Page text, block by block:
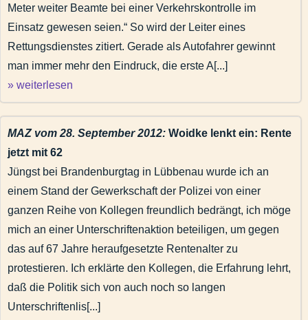
Meter weiter Beamte bei einer Verkehrskontrolle im
Einsatz gewesen seien.“ So wird der Leiter eines
Rettungsdienstes zitiert. Gerade als Autofahrer gewinnt
man immer mehr den Eindruck, die erste A[...]
» weiterlesen
MAZ vom 28. September 2012: Woidke lenkt ein: Rente
jetzt mit 62
Jüngst bei Brandenburgtag in Lübbenau wurde ich an
einem Stand der Gewerkschaft der Polizei von einer
ganzen Reihe von Kollegen freundlich bedrängt, ich möge
mich an einer Unterschriftenaktion beteiligen, um gegen
das auf 67 Jahre heraufgesetzte Rentenalter zu
protestieren. Ich erklärte den Kollegen, die Erfahrung lehrt,
daß die Politik sich von auch noch so langen
Unterschriftenlis[...]